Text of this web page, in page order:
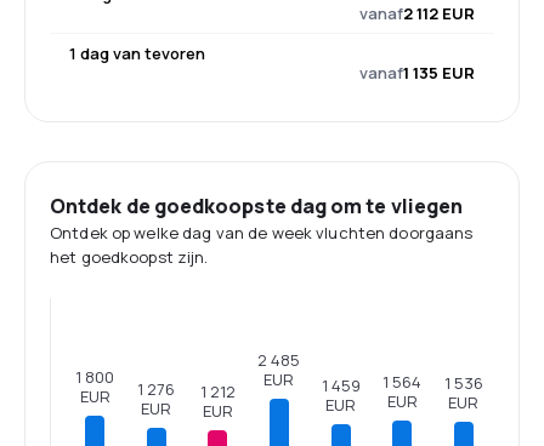
vanaf2 112 EUR
1 dag van tevoren
vanaf1 135 EUR
Ontdek de goedkoopste dag om te vliegen
Ontdek op welke dag van de week vluchten doorgaans
het goedkoopst zijn.
1 800
EUR
1 276
EUR
1 212
EUR
2 485
EUR
1 459
EUR
1 564
EUR
1 536
EUR